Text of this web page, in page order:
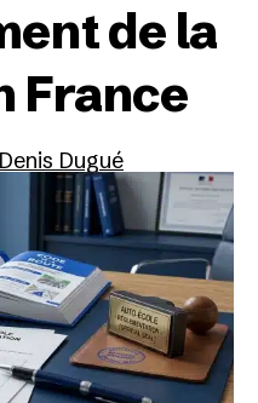
de la
France
Denis Dugué